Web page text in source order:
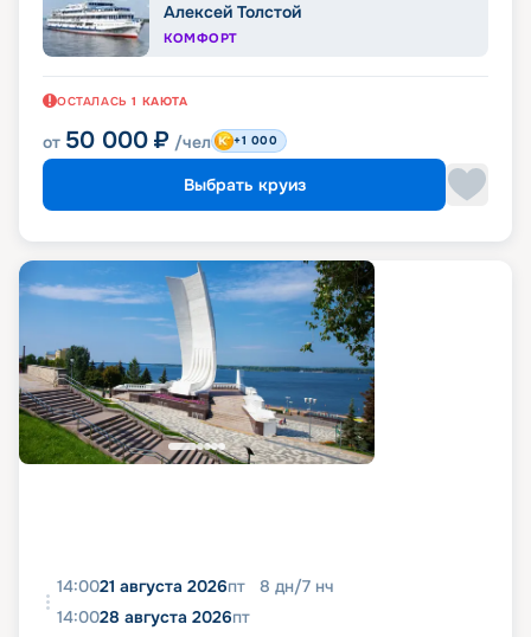
Алексей Толстой
КОМФОРТ
ОСТАЛАСЬ 1 КАЮТА
от 50 000 ₽ /чел +1 000
Выбрать круиз
14:0021 августа 2026пт 8 дн/7 нч
14:0028 августа 2026пт